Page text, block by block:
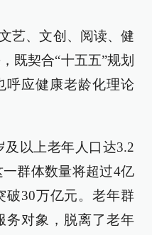
艺、文创、阅读、健
既契合“十五五”规划
呼应健康老龄化理论
及以上老年人口达3.2
群体数量将超过4亿
破30万亿元。老年群
务对象，脱离了老年